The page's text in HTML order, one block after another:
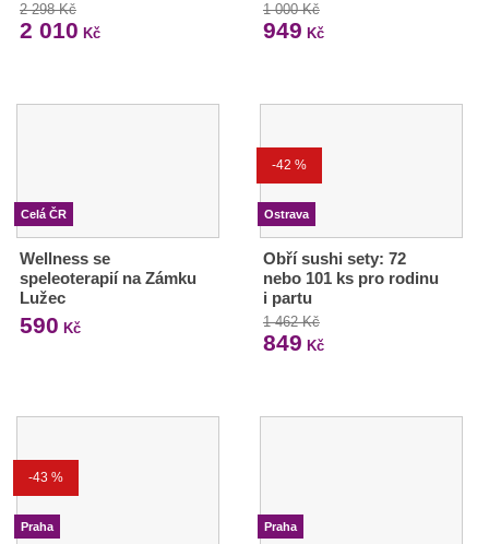
2 298 Kč
2 010 Kč
1 000 Kč
949 Kč
Celá ČR
Wellness se
speleoterapií na Zámku
Lužec
590 Kč
-42 %
Ostrava
Obří sushi sety: 72
nebo 101 ks pro rodinu
i partu
1 462 Kč
849 Kč
-43 %
Praha Praha